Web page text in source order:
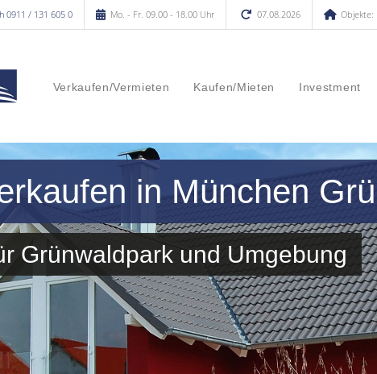
0911 / 131 605 0 Mo. - Fr. 09.00 - 18.00 Uhr 07.08.2026 Objekte:
Verkaufen/Vermieten Kaufen/Mieten Investment
in München
Grünwaldpark und Umgebung